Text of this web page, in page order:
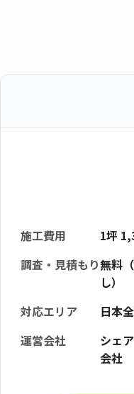
施工費用
1坪
調査・見積もり無料
し）
対応エリア
日本
運営会社
シェ
会社